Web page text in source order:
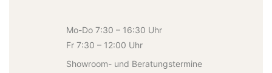
Mo-Do 7:30 – 16:30 Uhr
Fr 7:30 – 12:00 Uhr
Showroom- und Beratungstermine